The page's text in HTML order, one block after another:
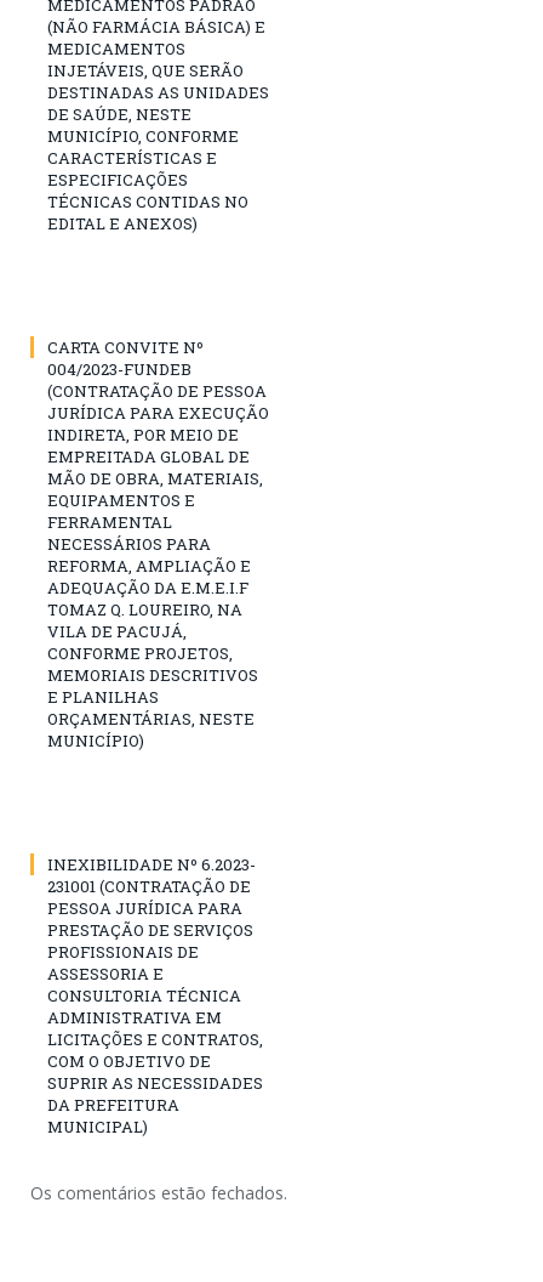
MEDICAMENTOS PADRÃO
(NÃO FARMÁCIA BÁSICA) E
MEDICAMENTOS
INJETÁVEIS, QUE SERÃO
DESTINADAS AS UNIDADES
DE SAÚDE, NESTE
MUNICÍPIO, CONFORME
CARACTERÍSTICAS E
ESPECIFICAÇÕES
TÉCNICAS CONTIDAS NO
EDITAL E ANEXOS)
CARTA CONVITE Nº
004/2023-FUNDEB
(CONTRATAÇÃO DE PESSOA
JURÍDICA PARA EXECUÇÃO
INDIRETA, POR MEIO DE
EMPREITADA GLOBAL DE
MÃO DE OBRA, MATERIAIS,
EQUIPAMENTOS E
FERRAMENTAL
NECESSÁRIOS PARA
REFORMA, AMPLIAÇÃO E
ADEQUAÇÃO DA E.M.E.I.F
TOMAZ Q. LOUREIRO, NA
VILA DE PACUJÁ,
CONFORME PROJETOS,
MEMORIAIS DESCRITIVOS
E PLANILHAS
ORÇAMENTÁRIAS, NESTE
MUNICÍPIO)
INEXIBILIDADE Nº 6.2023-
231001 (CONTRATAÇÃO DE
PESSOA JURÍDICA PARA
PRESTAÇÃO DE SERVIÇOS
PROFISSIONAIS DE
ASSESSORIA E
CONSULTORIA TÉCNICA
ADMINISTRATIVA EM
LICITAÇÕES E CONTRATOS,
COM O OBJETIVO DE
SUPRIR AS NECESSIDADES
DA PREFEITURA
MUNICIPAL)
Os comentários estão fechados.